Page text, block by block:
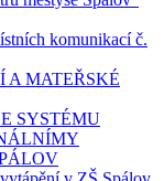
komunikací č.
A MATEŘSKÉ
SYSTÉMU